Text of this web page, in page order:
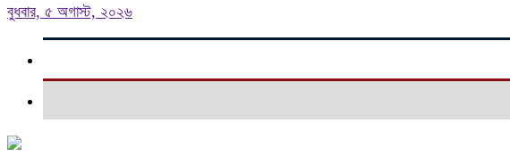
বুধবার, ৫ অগাস্ট, ২০২৬